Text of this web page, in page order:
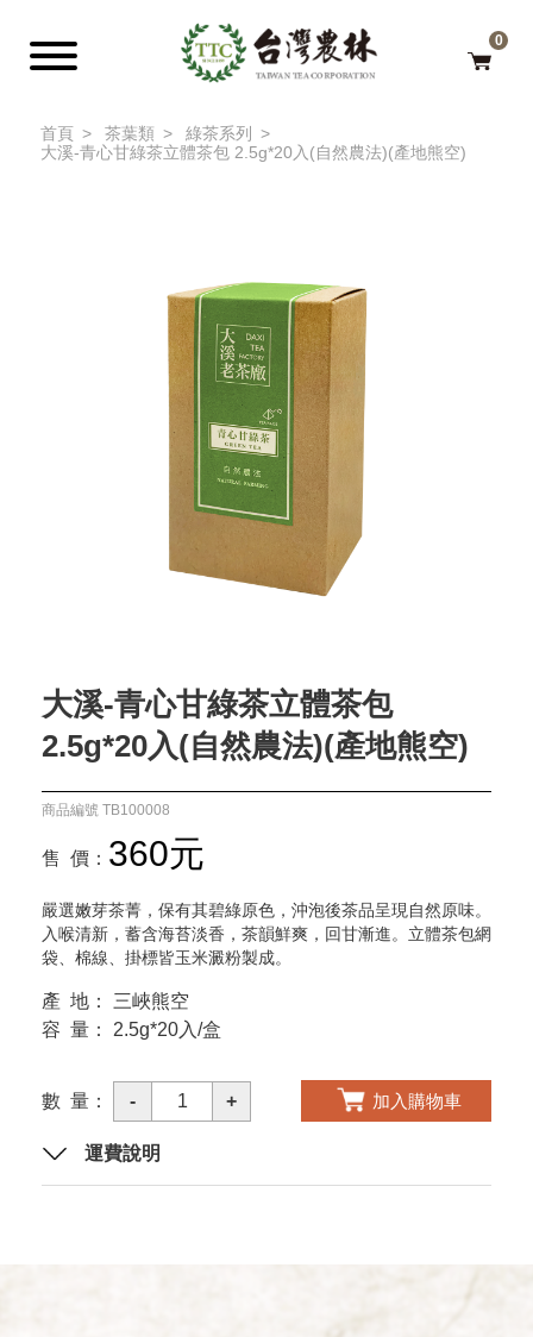
0
首頁 茶葉類
綠茶系列
大溪-青心甘綠茶立體茶包 2.5g*20入(自然農法)(產地熊空)
大溪-青心甘綠茶立體茶包
2.5g*20入(自然農法)(產地熊空)
商品編號 TB100008
售 價： 360元
嚴選嫩芽茶菁，保有其碧綠原色，沖泡後茶品呈現自然原味。
入喉清新，蓄含海苔淡香，茶韻鮮爽，回甘漸進。立體茶包網
袋、棉線、掛標皆玉米澱粉製成。
產 地： 三峽熊空
容 量： 2.5g*20入/盒
數 量： - 1 + 加入購物車
運費說明